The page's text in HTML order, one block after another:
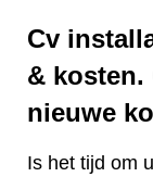
Cv
&
nieuwe
Is het tijd om